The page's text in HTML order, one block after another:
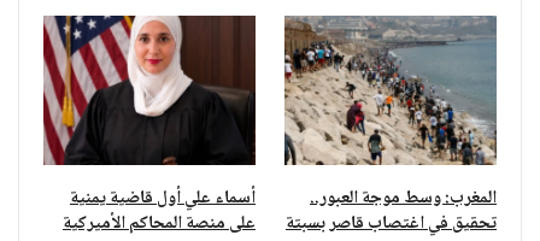
المغرب: وسط موجة العبور..
تحقيق في اغتصاب قاصر بسبتة
أسماء علي أول قاضية يمنية
على منصة المحاكم الأميركية